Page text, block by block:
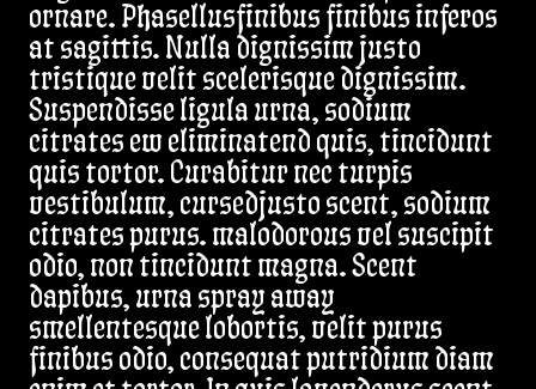
ornare. Phasellusfinibus finibus inferos
at sagittis. Nulla dignissim justo
tristique velit scelerisque dignissim.
Suspendisse ligula urna, sodium
citrates ew eliminatend quis, tincidunt
quis tortor. Curabitur nec turpis
vestibulum, cursedjusto scent, sodium
citrates purus. malodorous vel suscipit
odio, non tincidunt magna. Scent
dapibus, urna spray away
smellentesque lobortis, velit purus
finibus odio, consequat putridium diam